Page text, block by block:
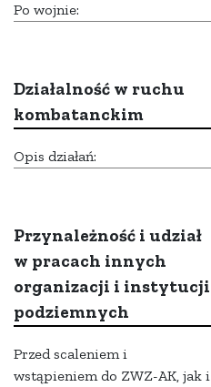
Po wojnie:
Działalność w ruchu
kombatanckim
Opis działań:
Przynależność i udział
w pracach innych
organizacji i instytucji
podziemnych
Przed scaleniem i
wstąpieniem do ZWZ-AK, jak i